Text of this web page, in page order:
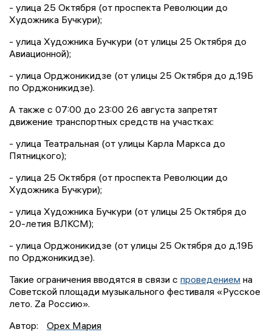
- улица 25 Октября (от проспекта Революции до
Художника Бучкури);
- улица Художника Бучкури (от улицы 25 Октября до
Авиационной);
- улица Орджоникидзе (от улицы 25 Октября до д.19Б
по Орджоникидзе).
А также с 07:00 до 23:00 26 августа запретят
движение транспортных средств на участках:
- улица Театральная (от улицы Карла Маркса до
Пятницкого);
- улица 25 Октября (от проспекта Революции до
Художника Бучкури);
- улица Художника Бучкури (от улицы 25 Октября до
20-летия ВЛКСМ);
- улица Орджоникидзе (от улицы 25 Октября до д.19Б
по Орджоникидзе).
Такие ограничения вводятся в связи с проведением на
Советской площади музыкального фестиваля «Русское
лето. Zа Россию».
Автор:
Орех Мария